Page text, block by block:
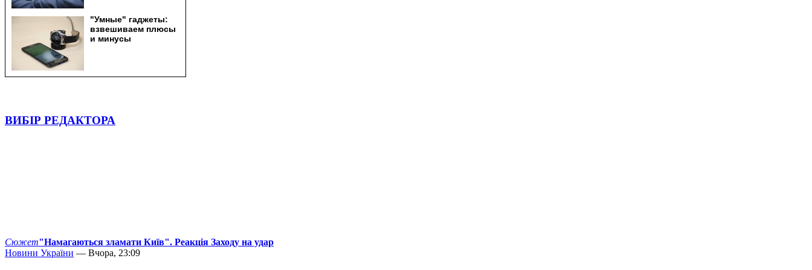
ВИБІР РЕДАКТОРА
Сюжет"Намагаються зламати Київ". Реакція Заходу на удар
Новини України — Вчора, 23:09